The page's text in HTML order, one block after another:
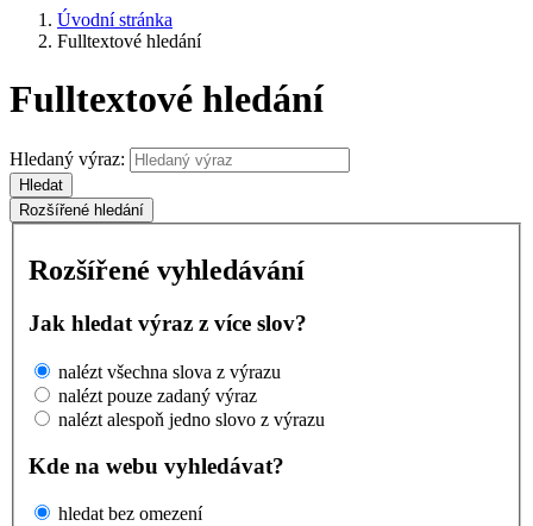
Úvodní stránka
Fulltextové hledání
Fulltextové hledání
Hledaný výraz:
Hledat
Rozšířené hledání
Rozšířené vyhledávání
Jak hledat výraz z více slov?
nalézt všechna slova z výrazu
nalézt pouze zadaný výraz
nalézt alespoň jedno slovo z výrazu
Kde na webu vyhledávat?
hledat bez omezení